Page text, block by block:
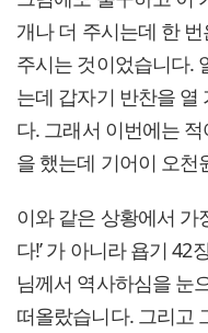
개나 더 주시는데 한
주시는 것이었습니다.
는데 갑자기 반찬을 열
다. 그래서 이번에는
을 했는데 기어이 오천
이와 같은 상황에서 가
다!’ 가 아니라 욥기 42
님께서 역사하심을 눈
떠올랐습니다. 그리고